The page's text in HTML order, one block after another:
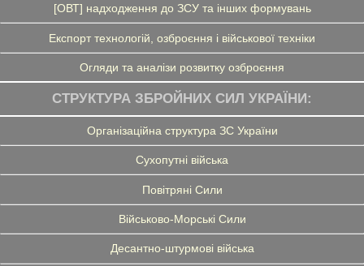
[ОВТ] надходження до ЗСУ та інших формувань
Експорт технологій, озброєння і військової техніки
Огляди та аналізи розвитку озброєння
СТРУКТУРА ЗБРОЙНИХ СИЛ УКРАЇНИ:
Організаційна структура ЗС України
Сухопутні війська
Повітряні Сили
Військово-Морські Сили
Десантно-штурмові війська